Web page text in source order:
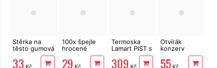
Stěrka na
těsto gumová
33 Kč
100x špejle
hrocené
29 Kč
Termoska
Lamart PIST s
pumpičkou
1,9 l LT4037
309 Kč
Otvírák
konzerv
55 Kč